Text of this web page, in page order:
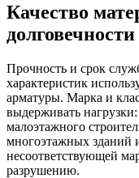
Качество
долговечности
Прочность и срок
характеристик
арматуры. Марка и
выдерживать
малоэтажного
многоэтажных зданий
несоответствующей
разрушению.